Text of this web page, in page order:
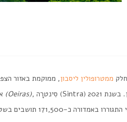
ממטרופולין ליסבון
(Oeiras), סִינטרָה (Sintra) וליסבון. בשנת 2021